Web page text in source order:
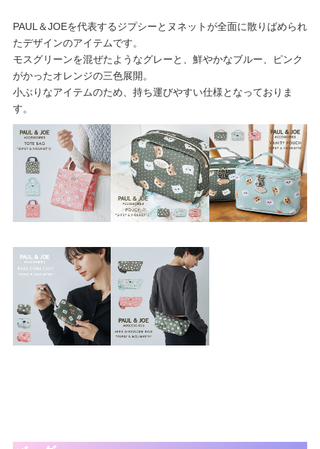
PAUL＆JOEを代表するジプシーとヌネットが全面に散りばめられ
たデザインのアイテムです。
モスグリーンを混ぜたようなグレーと、鮮やかなブルー、ピンク
がかったオレンジの三色展開。
小ぶりなアイテムのため、持ち運びやすい仕様となっておりま
す。